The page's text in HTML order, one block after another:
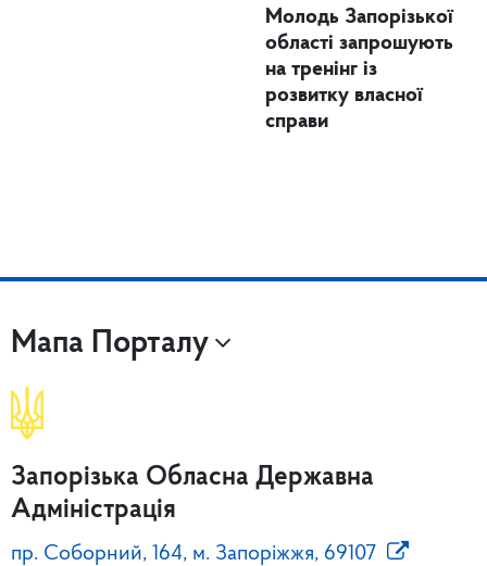
Молодь Запорізької
області запрошують
на тренінг із
розвитку власної
справи
Мапа Порталу
Запорізька Обласна Державна
Адміністрація
пр. Соборний, 164, м. Запоріжжя, 69107